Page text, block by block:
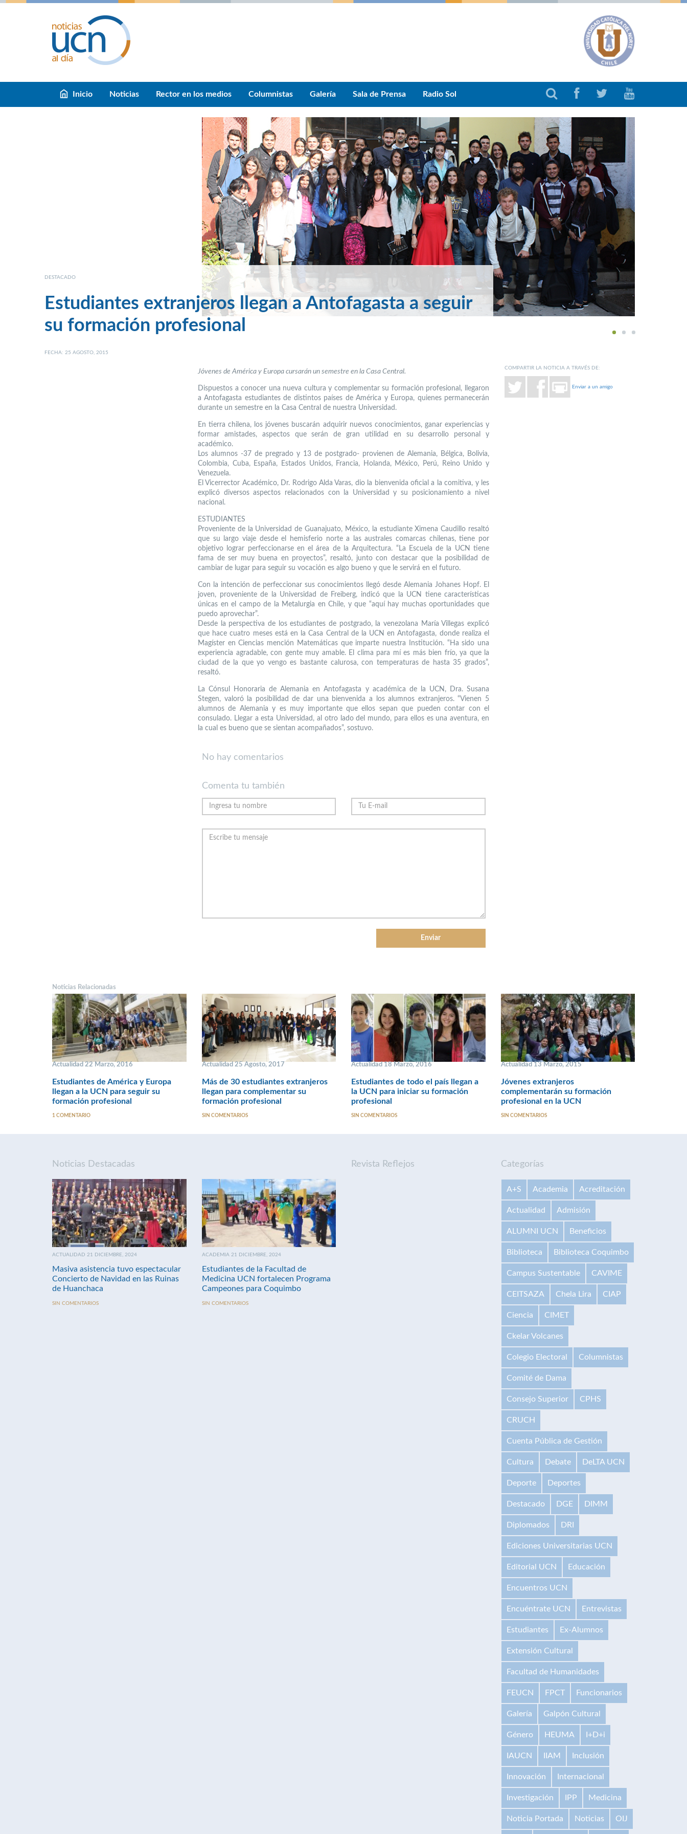
Inicio Noticias Rector en los medios Columnistas Galería Sala de Prensa Radio Sol
1 2 3
DESTACADO
Estudiantes extranjeros llegan a Antofagasta a seguir
su formación profesional
FECHA: 25 AGOSTO, 2015
Jóvenes de América y Europa cursarán un semestre en la Casa Central.
Dispuestos a conocer una nueva cultura y complementar su formación profesional, llegaron
a Antofagasta estudiantes de distintos países de América y Europa, quienes permanecerán
durante un semestre en la Casa Central de nuestra Universidad.
En tierra chilena, los jóvenes buscarán adquirir nuevos conocimientos, ganar experiencias y
formar amistades, aspectos que serán de gran utilidad en su desarrollo personal y
académico.
Los alumnos -37 de pregrado y 13 de postgrado- provienen de Alemania, Bélgica, Bolivia,
Colombia, Cuba, España, Estados Unidos, Francia, Holanda, México, Perú, Reino Unido y
Venezuela.
El Vicerrector Académico, Dr. Rodrigo Alda Varas, dio la bienvenida oficial a la comitiva, y les
explicó diversos aspectos relacionados con la Universidad y su posicionamiento a nivel
nacional.
ESTUDIANTES
Proveniente de la Universidad de Guanajuato, México, la estudiante Ximena Caudillo resaltó
que su largo viaje desde el hemisferio norte a las australes comarcas chilenas, tiene por
objetivo lograr perfeccionarse en el área de la Arquitectura. “La Escuela de la UCN tiene
fama de ser muy buena en proyectos”, resaltó, junto con destacar que la posibilidad de
cambiar de lugar para seguir su vocación es algo bueno y que le servirá en el futuro.
Con la intención de perfeccionar sus conocimientos llegó desde Alemania Johanes Hopf. El
joven, proveniente de la Universidad de Freiberg, indicó que la UCN tiene características
únicas en el campo de la Metalurgia en Chile, y que “aquí hay muchas oportunidades que
puedo aprovechar”.
Desde la perspectiva de los estudiantes de postgrado, la venezolana María Villegas explicó
que hace cuatro meses está en la Casa Central de la UCN en Antofagasta, donde realiza el
Magíster en Ciencias mención Matemáticas que imparte nuestra Institución. “Ha sido una
experiencia agradable, con gente muy amable. El clima para mí es más bien frío, ya que la
ciudad de la que yo vengo es bastante calurosa, con temperaturas de hasta 35 grados”,
resaltó.
La Cónsul Honoraria de Alemania en Antofagasta y académica de la UCN, Dra. Susana
Stegen, valoró la posibilidad de dar una bienvenida a los alumnos extranjeros. “Vienen 5
alumnos de Alemania y es muy importante que ellos sepan que pueden contar con el
consulado. Llegar a esta Universidad, al otro lado del mundo, para ellos es una aventura, en
la cual es bueno que se sientan acompañados”, sostuvo.
COMPARTIR LA NOTICIA A TRAVÉS DE:
Enviar a un amigo
No hay comentarios
Comenta tu también
Noticias Relacionadas
Actualidad 22 Marzo, 2016
Estudiantes de América y Europa
llegan a la UCN para seguir su
formación profesional
1 COMENTARIO
Actualidad 25 Agosto, 2017
Más de 30 estudiantes extranjeros
llegan para complementar su
formación profesional
SIN COMENTARIOS
Actualidad 18 Marzo, 2016
Estudiantes de todo el país llegan a
la UCN para iniciar su formación
profesional
SIN COMENTARIOS
Actualidad 13 Marzo, 2015
Jóvenes extranjeros
complementarán su formación
profesional en la UCN
SIN COMENTARIOS
Noticias Destacadas
ACTUALIDAD 21 DICIEMBRE, 2024
Masiva asistencia tuvo espectacular
Concierto de Navidad en las Ruinas
de Huanchaca
SIN COMENTARIOS
ACADEMIA 21 DICIEMBRE, 2024
Estudiantes de la Facultad de
Medicina UCN fortalecen Programa
Campeones para Coquimbo
SIN COMENTARIOS
Revista Reflejos Categorías
A+S Academia Acreditación
Actualidad Admisión
ALUMNI UCN Beneficios
Biblioteca Biblioteca Coquimbo
Campus Sustentable CAVIME
CEITSAZA Chela Lira CIAP
Ciencia CIMET
Ckelar Volcanes
Colegio Electoral Columnistas
Comité de Dama
Consejo Superior CPHS
CRUCH
Cuenta Pública de Gestión
Cultura Debate DeLTA UCN
Deporte Deportes
Destacado DGE DIMM
Diplomados DRI
Ediciones Universitarias UCN
Editorial UCN Educación
Encuentros UCN
Encuéntrate UCN Entrevistas
Estudiantes Ex-Alumnos
Extensión Cultural
Facultad de Humanidades
FEUCN FPCT Funcionarios
Galería Galpón Cultural
Género HEUMA I+D+i
IAUCN IIAM Inclusión
Innovación Internacional
Investigación IPP Medicina
Noticia Portada Noticias OIJ